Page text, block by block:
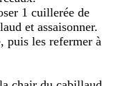
1 cuillerée de
et assaisonner.
puis les refermer à